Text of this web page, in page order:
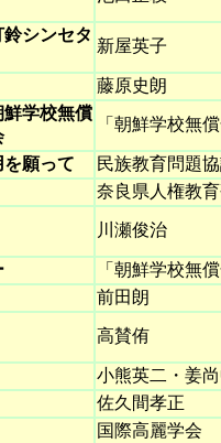
シンセタ
新屋英子
藤原史朗
鮮学校無償
「朝鮮学校無
願って
民族教育問題
奈良県人権教
川瀬俊治
「朝鮮学校無
前田朗
高賛侑
小熊英二・姜
佐久間孝正
国際高麗学会